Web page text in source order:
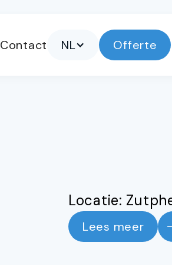
Contact NL Offerte
Locatie:
Lees meer